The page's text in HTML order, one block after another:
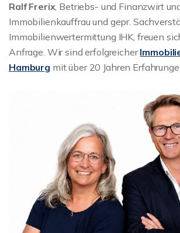
Ralf Frerix, Betriebs- und Finanzwirt
Immobilienkauffrau und gepr.
Immobilienwertermittung IHK, freuen
Anfrage. Wir sind erfolgreicher
Hamburg mit über 20 Jahren